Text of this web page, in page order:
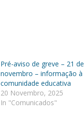
Pré-aviso de greve – 21 de
novembro – informação à
comunidade educativa
20 Novembro, 2025
In "Comunicados"